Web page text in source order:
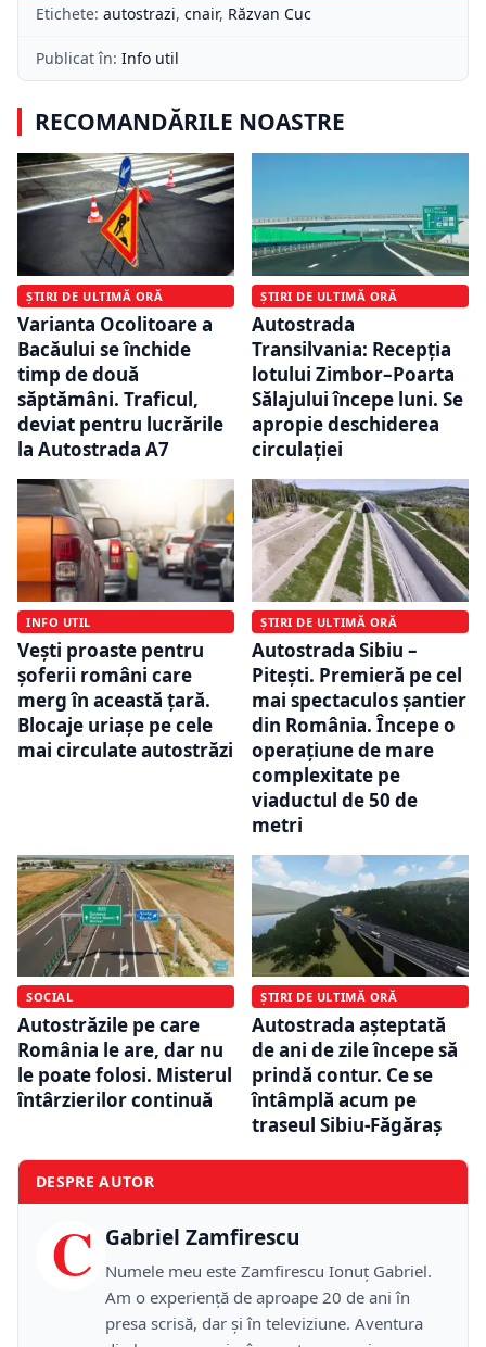
Etichete: autostrazi, cnair, Răzvan Cuc
Publicat în: Info util
RECOMANDĂRILE NOASTRE
ȘTIRI DE ULTIMĂ ORĂ
Varianta Ocolitoare a
Bacăului se închide
timp de două
săptămâni. Traficul,
deviat pentru lucrările
la Autostrada A7
ȘTIRI DE ULTIMĂ ORĂ
Autostrada
Transilvania: Recepția
lotului Zimbor–Poarta
Sălajului începe luni. Se
apropie deschiderea
circulației
INFO UTIL
Vești proaste pentru
șoferii români care
merg în această țară.
Blocaje uriașe pe cele
mai circulate autostrăzi
ȘTIRI DE ULTIMĂ ORĂ
Autostrada Sibiu –
Pitești. Premieră pe cel
mai spectaculos șantier
din România. Începe o
operațiune de mare
complexitate pe
viaductul de 50 de
metri
SOCIAL
Autostrăzile pe care
România le are, dar nu
le poate folosi. Misterul
întârzierilor continuă
ȘTIRI DE ULTIMĂ ORĂ
Autostrada așteptată
de ani de zile începe să
prindă contur. Ce se
întâmplă acum pe
traseul Sibiu-Făgăraș
DESPRE AUTOR
C Gabriel Zamfirescu
Numele meu este Zamfirescu Ionuţ Gabriel.
Am o experienţă de aproape 20 de ani în
presa scrisă, dar şi în televiziune. Aventura